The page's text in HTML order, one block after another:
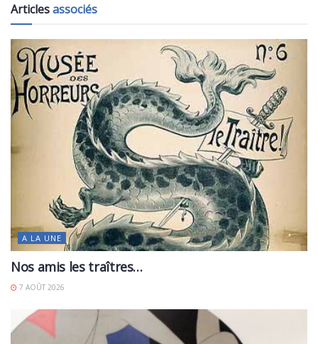
Articlesassociés
A LA UNE
Nos amis les traîtres…
7 AOÛT 2026